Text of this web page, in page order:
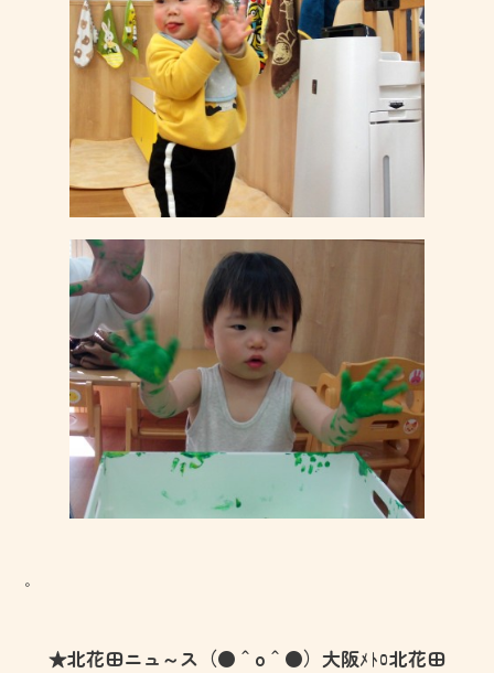
。
★北花田ニュ～ス（●＾o＾●）大阪ﾒﾄﾛ北花田